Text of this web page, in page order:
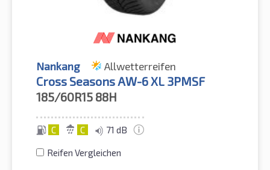
Nankang Allwetterreifen
Cross Seasons AW-6 XL 3PMSF
185/60R15 88H
C C 71 dB
Reifen Vergleichen